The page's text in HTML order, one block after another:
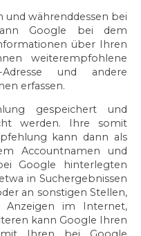
und währenddessen bei
Google bei dem
über Ihren
weiterempfohlene
und andere
erfassen.
gespeichert und
werden. Ihre somit
kann dann als
Accountnamen und
Google hinterlegten
in Suchergebnissen
an sonstigen Stellen,
Anzeigen im Internet,
kann Google Ihren